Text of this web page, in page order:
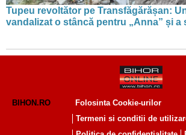
Tupeu revoltător pe Transfăgărășan:
vandalizat o stâncă pentru „Anna” și a
BIHON.RO
Folosinta Cookie-urilor
Termeni si conditii de